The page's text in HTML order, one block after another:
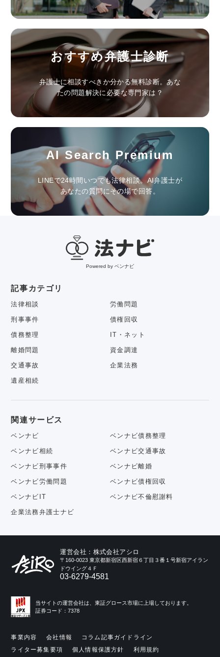
おすすめ弁護士診断
弁護士に相談すべきか分かる無料診断。あな
たの問題解決に必要な専門家は？
AI Search Premium
LINEで24時間いつでも法律相談。AI弁護士が
あなたの質問にその場で回答。
Powered by ベンナビ
記事カテゴリ
法律相談 労働問題
刑事事件 債権回収
債務整理 IT・ネット
離婚問題 資金調達
交通事故 企業法務
遺産相続
関連サービス
ベンナビ ベンナビ債務整理
ベンナビ相続 ベンナビ交通事故
ベンナビ刑事事件 ベンナビ離婚
ベンナビ労働問題 ベンナビ債権回収
ベンナビIT ベンナビ不倫慰謝料
企業法務弁護士ナビ
運営会社：株式会社アシロ
〒160-0023 東京都新宿区西新宿６丁目３番１号新宿アイラン
ドウイング４Ｆ
03-6279-4581
当サイトの運営会社は、東証グロース市場に上場しております。
証券コード：7378
事業内容 会社情報
コラム記事ガイドライン
ライター募集要項
個人情報保護方針 利用規約